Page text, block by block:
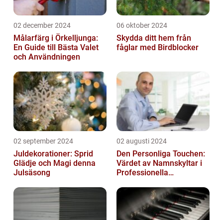
02 december 2024
Målarfärg i Örkelljunga:
En Guide till Bästa Valet
och Användningen
06 oktober 2024
Skydda ditt hem från
fåglar med Birdblocker
02 september 2024
Juldekorationer: Sprid
Glädje och Magi denna
Julsäsong
02 augusti 2024
Den Personliga Touchen:
Värdet av Namnskyltar i
Professionella